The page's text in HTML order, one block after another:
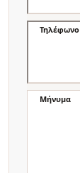
Τηλέφωνο
Μήνυμα